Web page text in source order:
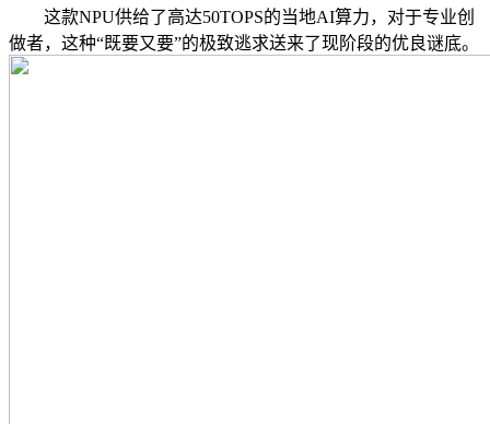
这款NPU供给了高达50TOPS的当地AI算力，对于专业创
做者，这种“既要又要”的极致逃求送来了现阶段的优良谜底。